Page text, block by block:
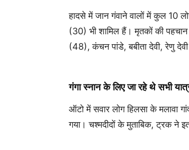
हादसे में जान गंवाने वालों में कुल 10
(30) भी शामिल हैं। मृतकों की
(48), कंचन पांडे, बबीता देवी, रेणु
गंगा स्नान के लिए जा रहे थे सभी
ऑटो में सवार लोग हिलसा के मलावा
गया। चश्मदीदों के मुताबिक, ट्रक ने